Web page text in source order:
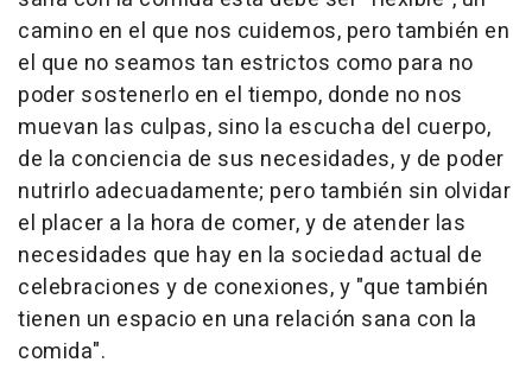
camino en el que nos cuidemos, pero también en
el que no seamos tan estrictos como para no
poder sostenerlo en el tiempo, donde no nos
muevan las culpas, sino la escucha del cuerpo,
de la conciencia de sus necesidades, y de poder
nutrirlo adecuadamente; pero también sin olvidar
el placer a la hora de comer, y de atender las
necesidades que hay en la sociedad actual de
celebraciones y de conexiones, y "que también
tienen un espacio en una relación sana con la
comida".